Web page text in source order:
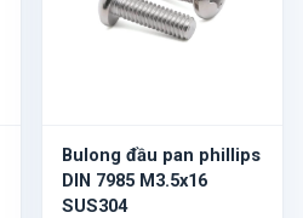
Bulong đầu pan phillips
DIN 7985 M3.5x16
SUS304